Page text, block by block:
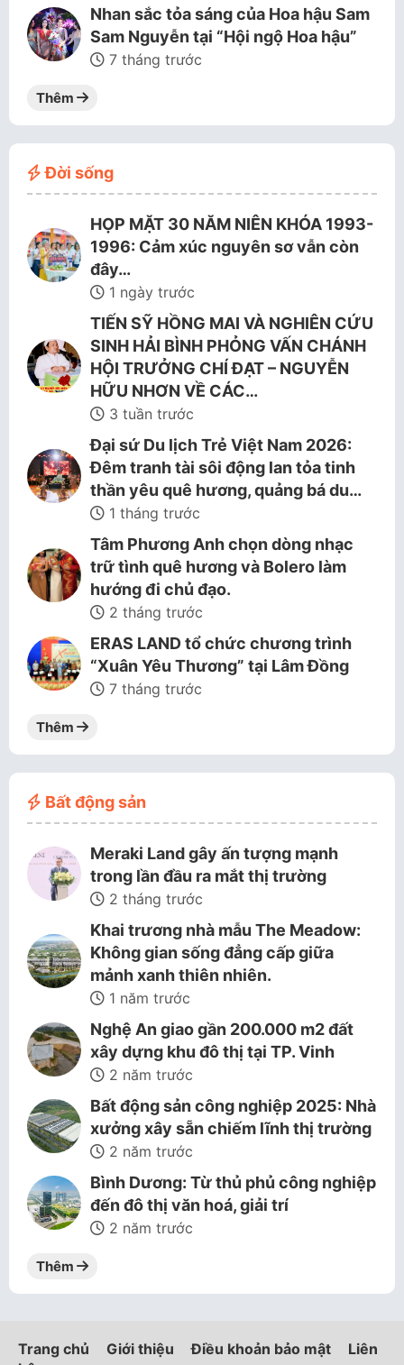
Nhan sắc tỏa sáng của Hoa hậu Sam
Sam Nguyễn tại “Hội ngộ Hoa hậu”
7 tháng trước
Thêm
Đời sống
HỌP MẶT 30 NĂM NIÊN KHÓA 1993-
1996: Cảm xúc nguyên sơ vẫn còn
đây…
1 ngày trước
TIẾN SỸ HỒNG MAI VÀ NGHIÊN CỨU
SINH HẢI BÌNH PHỎNG VẤN CHÁNH
HỘI TRƯỞNG CHÍ ĐẠT – NGUYỄN
HỮU NHƠN VỀ CÁC…
3 tuần trước
Đại sứ Du lịch Trẻ Việt Nam 2026:
Đêm tranh tài sôi động lan tỏa tinh
thần yêu quê hương, quảng bá du…
1 tháng trước
Tâm Phương Anh chọn dòng nhạc
trữ tình quê hương và Bolero làm
hướng đi chủ đạo.
2 tháng trước
ERAS LAND tổ chức chương trình
“Xuân Yêu Thương” tại Lâm Đồng
7 tháng trước
Thêm
Bất động sản
Meraki Land gây ấn tượng mạnh
trong lần đầu ra mắt thị trường
2 tháng trước
Khai trương nhà mẫu The Meadow:
Không gian sống đẳng cấp giữa
mảnh xanh thiên nhiên.
1 năm trước
Nghệ An giao gần 200.000 m2 đất
xây dựng khu đô thị tại TP. Vinh
2 năm trước
Bất động sản công nghiệp 2025: Nhà
xưởng xây sẵn chiếm lĩnh thị trường
2 năm trước
Bình Dương: Từ thủ phủ công nghiệp
đến đô thị văn hoá, giải trí
2 năm trước
Thêm
Trang chủ Giới thiệu Điều khoản bảo mật
Liên